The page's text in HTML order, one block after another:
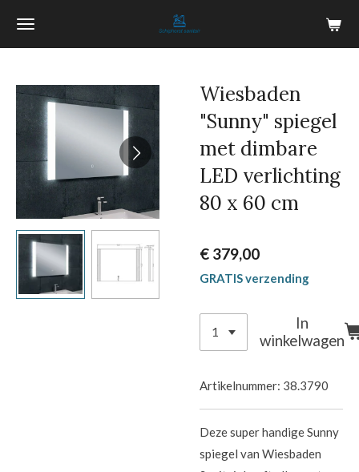
Ga
de
hoofdinhoud
Wiesbaden
"Sunny" spiegel
met dimbare
LED verlichting
80 x 60 cm
€ 379,00
GRATIS verzending
In
winkelwagen
Artikelnummer: 38.3790
Deze super handige Sunny
spiegel van Wiesbaden